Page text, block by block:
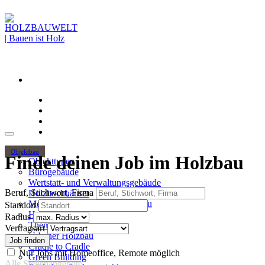
Objektbau
Objekttypen
Bürogebäude
Wertstatt- und Verwaltungsgebäude
Holzhochhäuser
Mehrgeschossiger Wohnungsbau
Hallenbau
Themen
Urbaner Holzbau
Cradle to Cradle
Green Building
Finde deinen Job im Holzbau
Beruf, Stichwort, Firma
Standort
Radius
Vertragsart
Nur Jobs mit Homeoffice, Remote möglich